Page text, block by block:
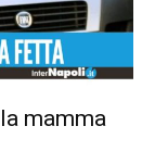
mamma